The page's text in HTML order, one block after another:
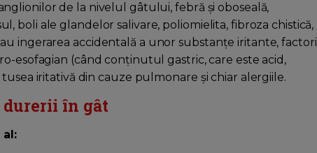
de la nivelul gâtului, febră și oboseală,
boli ale glandelor salivare, poliomielita, fibroza chistică,
ingerarea accidentală a unor substanțe iritante, factori
esofagian (când conținutul gastric, care este acid,
iritativă din cauze pulmonare și chiar alergiile.
durerii în gât